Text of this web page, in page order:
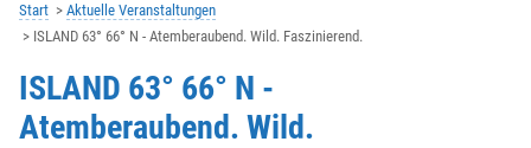
Start
Aktuelle Veranstaltungen
ISLAND 63° 66° N - Atemberaubend. Wild. Faszinierend.
ISLAND 63° 66° N -
Atemberaubend. Wild.